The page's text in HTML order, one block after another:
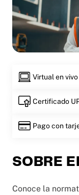
Virtual en vivo
Certificado
Pago con
SOBRE
Conoce la